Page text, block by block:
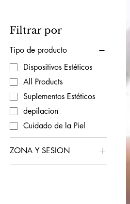
Filtrar por
Tipo de producto
Dispositivos Estéticos
All Products
Suplementos Estéticos
depilacion
Cuidado de la Piel
ZONA Y SESION
Frutas